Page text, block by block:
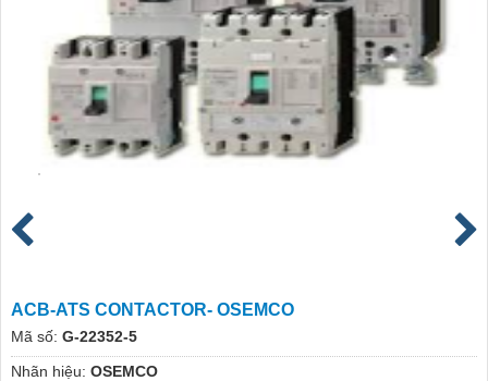
ACB-ATS CONTACTOR- OSEMCO
Mã số: G-22352-5
Nhãn hiệu: OSEMCO